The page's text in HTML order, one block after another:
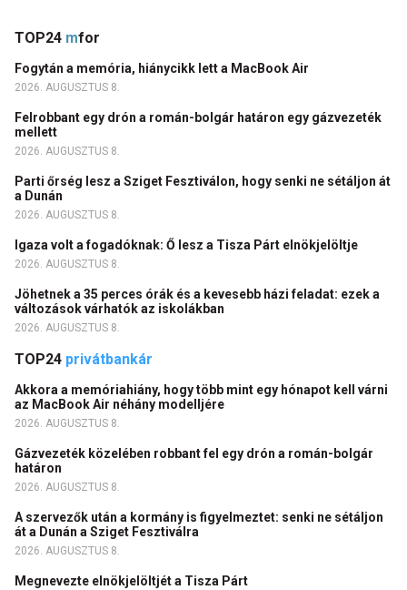
TOP24 mfor
Fogytán a memória, hiánycikk lett a MacBook Air
2026. AUGUSZTUS 8.
Felrobbant egy drón a román-bolgár határon egy gázvezeték
mellett
2026. AUGUSZTUS 8.
Parti őrség lesz a Sziget Fesztiválon, hogy senki ne sétáljon át
a Dunán
2026. AUGUSZTUS 8.
Igaza volt a fogadóknak: Ő lesz a Tisza Párt elnökjelöltje
2026. AUGUSZTUS 8.
Jöhetnek a 35 perces órák és a kevesebb házi feladat: ezek a
változások várhatók az iskolákban
2026. AUGUSZTUS 8.
TOP24 privátbankár
Akkora a memóriahiány, hogy több mint egy hónapot kell várni
az MacBook Air néhány modelljére
2026. AUGUSZTUS 8.
Gázvezeték közelében robbant fel egy drón a román-bolgár
határon
2026. AUGUSZTUS 8.
A szervezők után a kormány is figyelmeztet: senki ne sétáljon
át a Dunán a Sziget Fesztiválra
2026. AUGUSZTUS 8.
Megnevezte elnökjelöltjét a Tisza Párt